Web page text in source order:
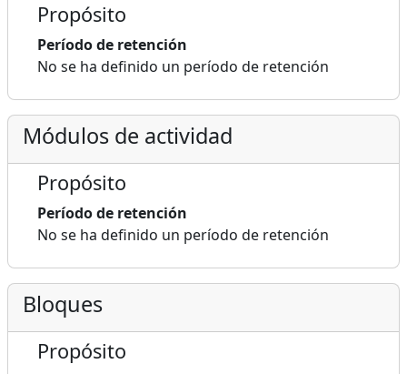
Propósito
Período de retención
No se ha definido un período de retención
Módulos de actividad
Propósito
Período de retención
No se ha definido un período de retención
Bloques
Propósito